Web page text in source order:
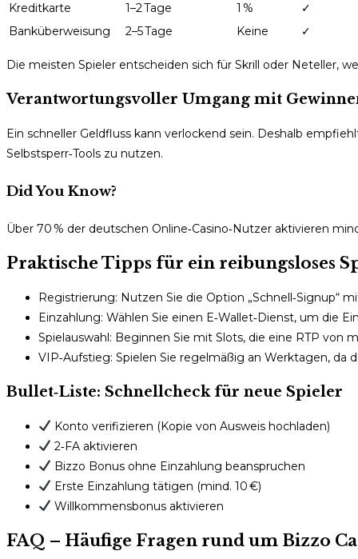
Kreditkarte
1–2 Tage 1 %
✓
Banküberweisung
2–5 Tage Keine ✓
Die meisten Spieler entscheiden sich für Skrill oder Neteller,
Verantwortungsvoller Umgang mit
Ein schneller Geldfluss kann verlockend sein. Deshalb
Selbstsperr‑Tools zu nutzen.
Did You Know?
Über 70 % der deutschen Online‑Casino‑Nutzer aktivieren
Praktische Tipps für ein reibungsloses
Registrierung: Nutzen Sie die Option „Schnell‑Signup“
Einzahlung: Wählen Sie einen E‑Wallet‑Dienst, um die
Spielauswahl: Beginnen Sie mit Slots, die eine RTP von
VIP‑Aufstieg: Spielen Sie regelmäßig an Werktagen,
Bullet‑Liste: Schnellcheck für neue Spieler
Konto verifizieren (Kopie von Ausweis hochladen)
2‑FA aktivieren
Bizzo Bonus ohne Einzahlung beanspruchen
Erste Einzahlung tätigen (mind. 10 €)
Willkommensbonus aktivieren
FAQ – Häufige Fragen rund um Bizzo